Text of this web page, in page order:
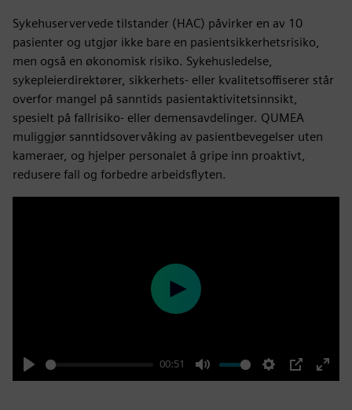
Sykehuservervede tilstander (HAC) påvirker en av 10
pasienter og utgjør ikke bare en pasientsikkerhetsrisiko,
men også en økonomisk risiko. Sykehusledelse,
sykepleierdirektører, sikkerhets- eller kvalitetsoffiserer står
overfor mangel på sanntids pasientaktivitetsinnsikt,
spesielt på fallrisiko- eller demensavdelinger. QUMEA
muliggjør sanntidsovervåking av pasientbevegelser uten
kameraer, og hjelper personalet å gripe inn proaktivt,
redusere fall og forbedre arbeidsflyten.
Play
00:51
Mute Settings
PIP
Enter
Play